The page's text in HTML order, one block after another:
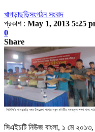
খাগড়াছড়িসংগঠন সংবাদ
প্রকাশ : May 1, 2013 5:25
0
Share
সিএইচটি নিউজ বাংলা, ১ মে ২০১৩,